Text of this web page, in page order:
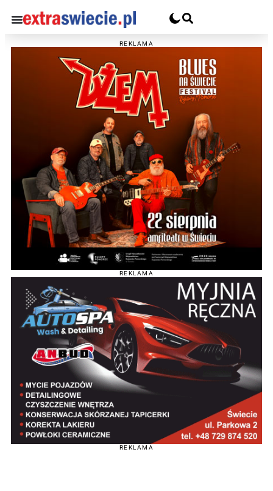
REKLAMA
REKLAMA
REKLAMA